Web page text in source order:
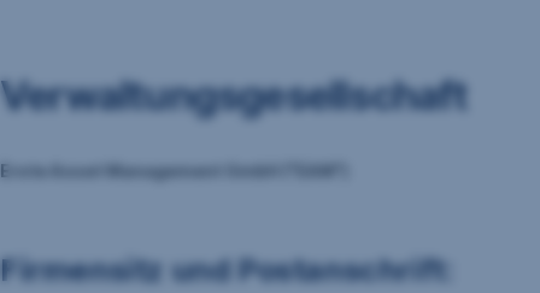
Verwaltungsgesellschaft
Erste Asset Management GmbH ("EAM")
Firmensitz und Postanschrift: